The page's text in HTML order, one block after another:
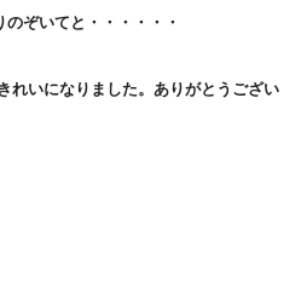
てと・・・・・・
になりました。ありがとうござい